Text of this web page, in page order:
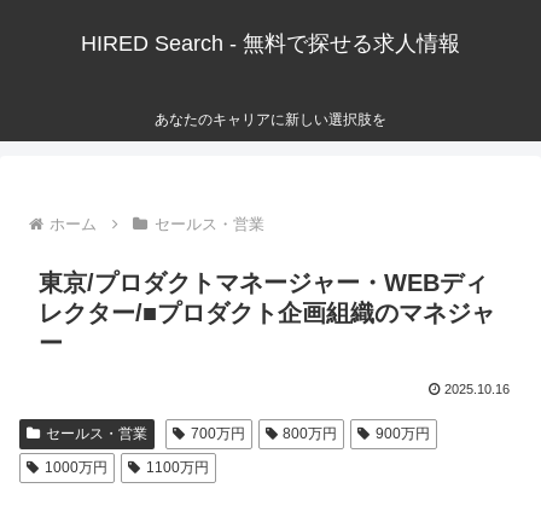
HIRED Search - 無料で探せる求人情報
あなたのキャリアに新しい選択肢を
ホーム セールス・営業
東京/プロダクトマネージャー・WEBディ
レクター/■プロダクト企画組織のマネジャ
ー
2025.10.16
セールス・営業 700万円 800万円
900万円
1000万円
1100万円